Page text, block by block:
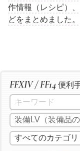
作情報（レシピ）
どをまとめました。
FFXIV / FF14 便利